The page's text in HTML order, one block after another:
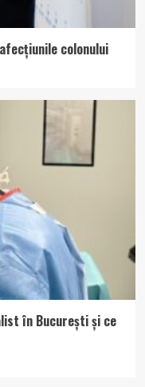
colonului
în București și ce